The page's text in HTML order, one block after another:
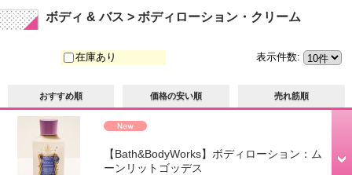
ボディ & バス > ボディローション・クリーム
おすすめ順 価格の安い順 売れ筋順
表示件数:
在庫あり
【Bath&BodyWorks】ボディローション：ム
ーンリットゴッデス